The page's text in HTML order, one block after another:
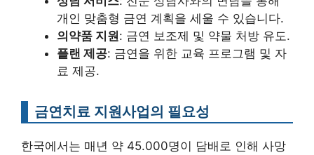
개인 맞춤형 금연 계획을 세울 수 있습니다.
의약품 지원: 금연 보조제 및 약물 처방 유도.
플랜 제공: 금연을 위한 교육 프로그램 및 자
료 제공.
금연치료 지원사업의 필요성
한국에서는 매년 약 45.000명이 담배로 인해 사망